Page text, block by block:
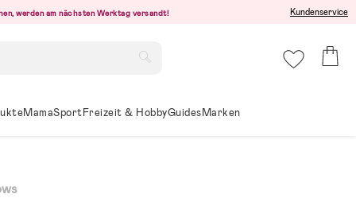
werden am nächsten Werktag versandt! Kundenservice
MamaSportFreizeit & HobbyGuidesMarken